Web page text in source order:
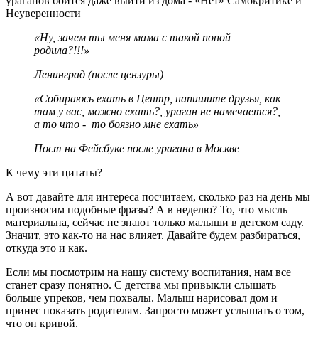
Неуверенности
«Ну, зачем ты меня мама с такой попой
родила?!!!»
Ленинград (после цензуры)
«Собираюсь ехать в Центр, напишите друзья, как
там у вас, можно ехать?, ураган не намечается?,
а то что - то боязно мне ехать»
Пост на Фейсбуке после урагана в Москве
К чему эти цитаты?
А вот давайте для интереса посчитаем, сколько раз на день мы
произносим подобные фразы? А в неделю? То, что мысль
материальна, сейчас не знают только малыши в детском саду.
Значит, это как-то на нас влияет. Давайте будем разбираться,
откуда это и как.
Если мы посмотрим на нашу систему воспитания, нам все
станет сразу понятно. С детства мы привыкли слышать
больше упреков, чем похвалы. Малыш нарисовал дом и
принес показать родителям. Запросто может услышать о том,
что он кривой.